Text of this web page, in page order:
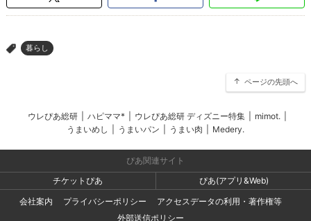
> 暮らし
ページの先頭へ
ウレぴあ総研 ハピママ* ウレぴあ総研 ディズニー特集 mimot.
うまいめし
うまいパン うまい肉 Medery.
ぴあ関連サイト
チケットぴあ
ぴあ(アプリ&Web)
会社案内
プライバシーポリシー
アクセスデータの利用・著作権等
外部送信ポリシー